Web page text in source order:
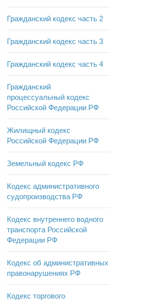
Гражданский кодекс часть 2
Гражданский кодекс часть 3
Гражданский кодекс часть 4
Гражданский
процессуальный кодекс
Российской Федерации РФ
Жилищный кодекс
Российской Федерации РФ
Земельный кодекс РФ
Кодекс административного
судопроизводства РФ
Кодекс внутреннего водного
транспорта Российской
Федерации РФ
Кодекс об административных
правонарушениях РФ
Кодекс торгового